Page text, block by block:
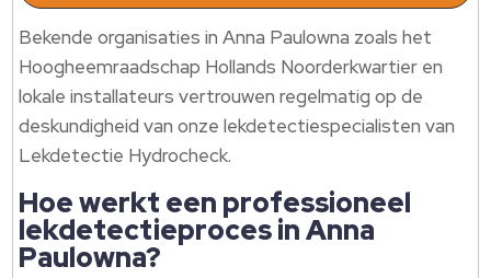
Bekende organisaties in Anna Paulowna zoals het
Hoogheemraadschap Hollands Noorderkwartier en
lokale installateurs vertrouwen regelmatig op de
deskundigheid van onze lekdetectiespecialisten van
Lekdetectie Hydrocheck.​
Hoe werkt een professioneel
lekdetectieproces in Anna
Paulowna?